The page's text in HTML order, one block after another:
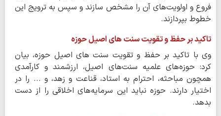
فروع و اولویت‌های آن را مشخص سازند و سپس به ترویج این
خطوط بپردازند.
تاکید بر حفظ و تقویت سنت های اصیل حوزه
وی با تاکید بر حفظ و تقویت سنت های اصیل حوزه، بیان
کرد: حوزه‌های علمیه سنت‌های اصیل، ارزشمند و کارآمدی
همچون مباحثه، احترام به استاد، قناعت و زهد، و ... را در
اختیار دارند. حوزه نباید این سرمایه‌های اخلاقی را از دست
بدهد.